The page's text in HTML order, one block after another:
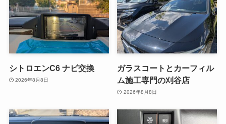
シトロエンC6 ナビ交換
2026年8月8日
ガラスコートとカーフィル
ム施工専門の刈谷店
2026年8月8日